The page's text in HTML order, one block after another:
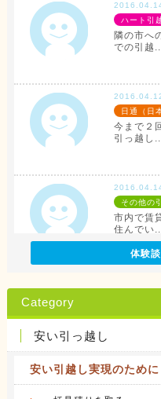
ハート引
隣の市へ
での引越
日通（日
今まで２
引っ越し
その他の
市内で賃
住んでい
出る訳で
2016.04.14
サカイ引
体験
Category
安い引っ越し
安い引越し実現のために